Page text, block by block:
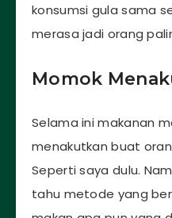
konsumsi gula sama
merasa jadi orang
Momok
Selama ini makanan
menakutkan buat
Seperti saya dulu.
tahu metode yang